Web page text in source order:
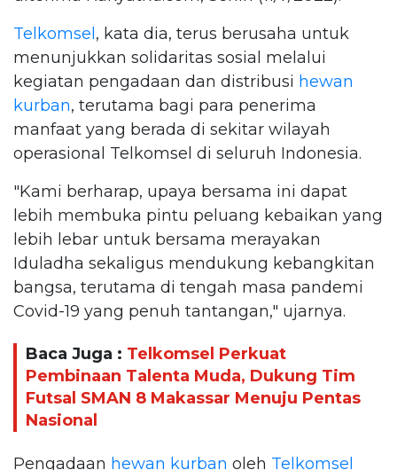
Telkomsel , kata dia, terus berusaha untuk
menunjukkan solidaritas sosial melalui
kegiatan pengadaan dan distribusi hewan
kurban, terutama bagi para penerima
manfaat yang berada di sekitar wilayah
operasional Telkomsel di seluruh Indonesia.
"Kami berharap, upaya bersama ini dapat
lebih membuka pintu peluang kebaikan yang
lebih lebar untuk bersama merayakan
Iduladha sekaligus mendukung kebangkitan
bangsa, terutama di tengah masa pandemi
Covid-19 yang penuh tantangan," ujarnya.
Baca Juga : Telkomsel Perkuat
Pembinaan Talenta Muda, Dukung Tim
Futsal SMAN 8 Makassar Menuju Pentas
Nasional
Pengadaan hewan kurban oleh Telkomsel